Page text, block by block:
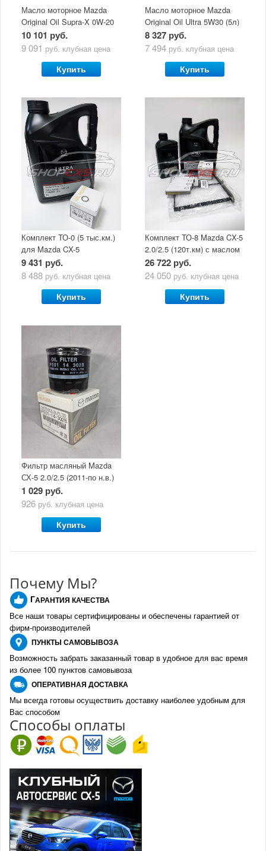
Масло моторное Mazda
Original Oil Supra-X 0W-20
(5 л)
10 101 руб.
9 091 руб. клубная цена
Купить
Масло моторное Mazda
Original Oil Ultra 5W30 (5л)
8 327 руб.
7 494 руб. клубная цена
Купить
Комплект ТО-0 (5 тыс.км.)
для Mazda CX-5
(двигатель 2.0/2.5) с
маслом Mazda Original Oil
9 431 руб.
8 488 руб. клубная цена
Купить
Комплект ТО-8 Mazda CX-5
2.0/2.5 (120т.км) с маслом
Mazda Original Oil Ultra
5W30
26 722 руб.
24 050 руб. клубная цена
Купить
Фильтр масляный Mazda
СХ-5 2.0/2.5 (2011-по н.в.)
1 029 руб.
926 руб. клубная цена
Купить
Почему Мы?
ГАРАНТИЯ КАЧЕСТВА
Все наши товары сертифицированы и обеспечены гарантией от
фирм-производителей
ПУНКТЫ САМОВЫВОЗА
Возможность забрать заказанный товар в удобное для вас время
из более 100 пунктов самовывоза
ОПЕРАТИВНАЯ ДОСТАВКА
Мы всегда готовы осуществить доставку наиболее удобным для
Вас способом
Способы оплаты